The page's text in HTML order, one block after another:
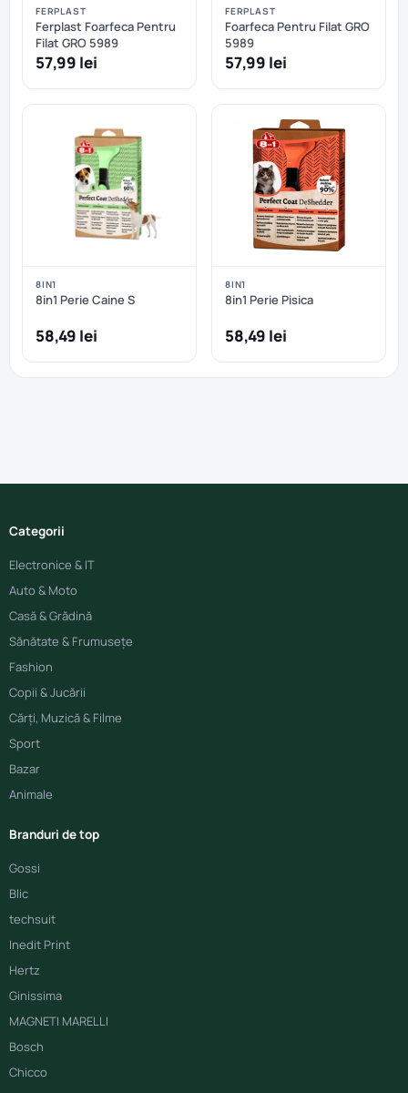
FERPLAST
Ferplast Foarfeca Pentru
Filat GRO 5989
57,99 lei
FERPLAST
Foarfeca Pentru Filat GRO
5989
57,99 lei
8IN1
8in1 Perie Caine S
58,49 lei
8IN1
8in1 Perie Pisica
58,49 lei
Categorii
Electronice & IT
Auto & Moto
Casă & Grădină
Sănătate & Frumusețe
Fashion
Copii & Jucării
Cărți, Muzică & Filme
Sport
Bazar
Animale
Branduri de top
Gossi
Blic
techsuit
Inedit Print
Hertz
Ginissima
MAGNETI MARELLI
Bosch
Chicco